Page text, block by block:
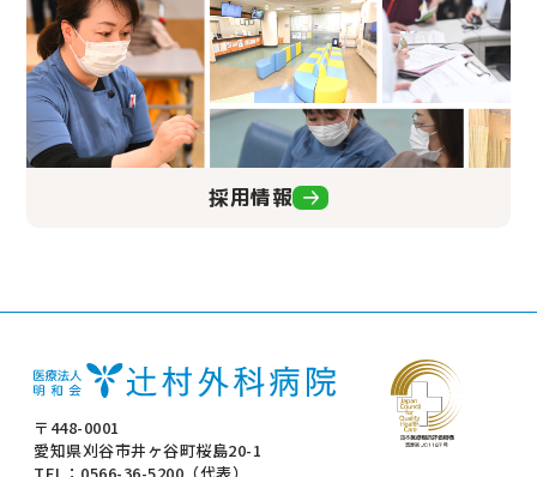
採用情報
〒448-0001
愛知県刈谷市井ヶ谷町桜島20-1